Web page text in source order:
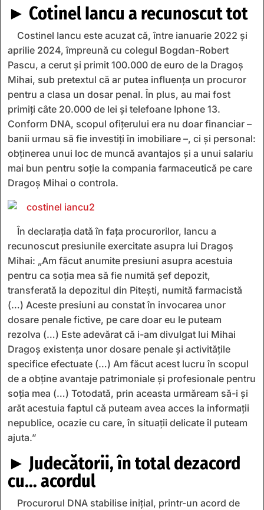
► Cotinel Iancu a recunoscut tot
Costinel Iancu este acuzat că, între ianuarie 2022 și
aprilie 2024, împreună cu colegul Bogdan-Robert
Pascu, a cerut și primit 100.000 de euro de la Dragoș
Mihai, sub pretextul că ar putea influența un procuror
pentru a clasa un dosar penal. În plus, au mai fost
primiți câte 20.000 de lei și telefoane Iphone 13.
Conform DNA, scopul ofițerului era nu doar financiar –
banii urmau să fie investiți în imobiliare –, ci și personal:
obținerea unui loc de muncă avantajos și a unui salariu
mai bun pentru soție la compania farmaceutică pe care
Dragoş Mihai o controla.
În declarația dată în faţa procurorilor, Iancu a
recunoscut presiunile exercitate asupra lui Dragoș
Mihai: „Am făcut anumite presiuni asupra acestuia
pentru ca soția mea să fie numită șef depozit,
transferată la depozitul din Pitești, numită farmacistă
(…) Aceste presiuni au constat în invocarea unor
dosare penale fictive, pe care doar eu le puteam
rezolva (…) Este adevărat că i-am divulgat lui Mihai
Dragoș existența unor dosare penale și activitățile
specifice efectuate (…) Am făcut acest lucru în scopul
de a obține avantaje patrimoniale și profesionale pentru
soția mea (…) Totodată, prin aceasta urmăream să-i și
arăt acestuia faptul că puteam avea acces la informații
nepublice, ocazie cu care, în situații delicate îl puteam
ajuta.”
► Judecătorii, în total dezacord
cu… acordul
Procurorul DNA stabilise inițial, printr-un acord de